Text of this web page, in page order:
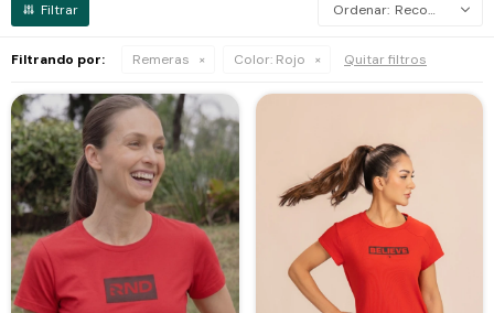
Recomendados
Filtrando por: Remeras Color: Rojo Quitar filtros